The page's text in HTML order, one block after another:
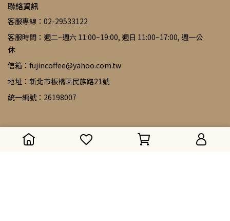
聯絡資訊
客服專線：02-29533122
客服時間：週二~週六 11:00~19:00, 週日 11:00~17:00, 週一公
休
信箱：fujincoffee@yahoo.com.tw
地址：新北市板橋區民族路21號
統一編號：26198007